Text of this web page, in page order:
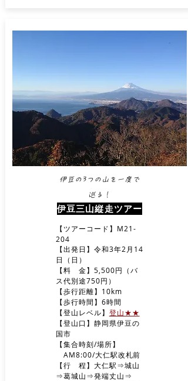
伊豆の3つの山を一度で
巡る！​
伊豆三山縦走ツアー
【ツアーコード】M21-
204
【出発日】令和3年2月14
日（日）
【料 金】5,500円（バ
ス代別途750円）
【歩行距離】10km
【歩行時間】6時間
​【登山レベル】 登山★★
​【登山口】静岡県伊豆の
国市
【集合時刻/場所】
AM8:00/大仁駅改札前
​【行 程】大仁駅⇒城山
⇒葛城山⇒発端丈山⇒